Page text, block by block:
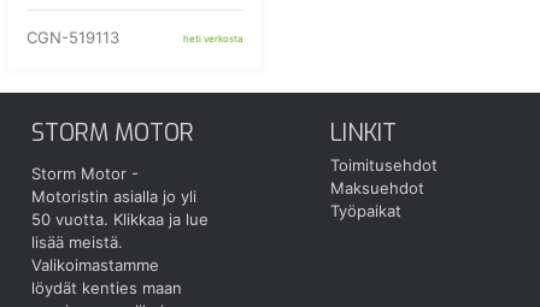
CGN-519113 heti verkosta
STORM MOTOR
Storm Motor -
Motoristin asialla jo yli
50 vuotta. Klikkaa ja lue
lisää meistä.
Valikoimastamme
löydät kenties maan
LINKIT
Toimitusehdot
Maksuehdot
Työpaikat